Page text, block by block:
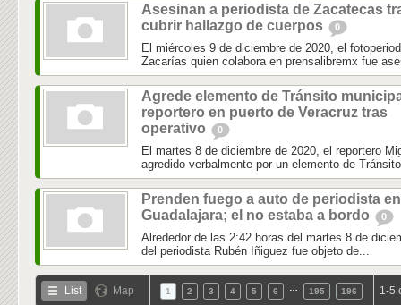
Asesinan a periodista de Zacatecas
cubrir hallazgo de cuerpos
0
El miércoles 9 de diciembre de 2020, el
Zacarías quien colabora en prensalibremx fue
Agrede elemento de Tránsito
reportero en puerto de Veracruz tras
operativo
0
El martes 8 de diciembre de 2020, el reportero
agredido verbalmente por un elemento de
Prenden fuego a auto de periodista en
Guadalajara; el no estaba a bordo
0
Alrededor de las 2:42 horas del martes 8 de
del periodista Rubén Iñiguez fue objeto de...
List Map 1 2 3 4 5 6 195 196 1-5